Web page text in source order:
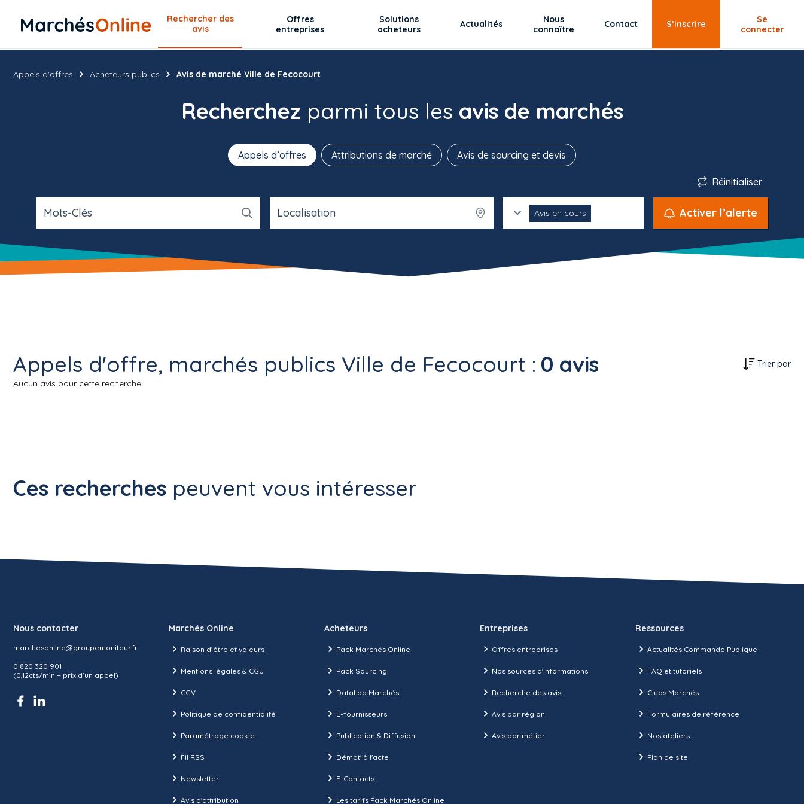
Rechercher des
avis
Offres
entreprises
Solutions
acheteurs
Actualités
Nous
connaître
Contact S’inscrire
Se
connecter
Recherchez parmi tous les avis de marchés
Appels d’offres Attributions de marché Avis de sourcing et devis
Réinitialiser
Mots-Clés Localisation Avis en cours Activer l’alerte
Appels d'offres Acheteurs publics Avis de marché Ville de Fecocourt
Appels d'offre, marchés publics Ville de Fecocourt : 0 avis
Trier par
Aucun avis pour cette recherche.
Ces recherches peuvent vous intéresser
Nous contacter
marchesonline@groupemoniteur.fr
0 820 320 901
(0,12cts/min + prix d’un appel)
Marchés Online
Raison d’être et valeurs
Mentions légales & CGU
CGV
Politique de confidentialité
Paramétrage cookie
Fil RSS
Newsletter
Avis d'attribution
Acheteurs
Pack Marchés Online
Pack Sourcing
DataLab Marchés
E-fournisseurs
Publication & Diffusion
Démat' à l'acte
E-Contacts
Les tarifs Pack Marchés Online
Entreprises
Offres entreprises
Nos sources d'informations
Recherche des avis
Avis par région
Avis par métier
Ressources
Actualités Commande Publique
FAQ et tutoriels
Clubs Marchés
Formulaires de référence
Nos ateliers
Plan de site